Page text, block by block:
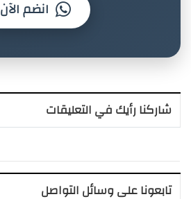
انضم الآن
شاركنا رأيك في التعليقات
تابعونا على وسائل التواصل